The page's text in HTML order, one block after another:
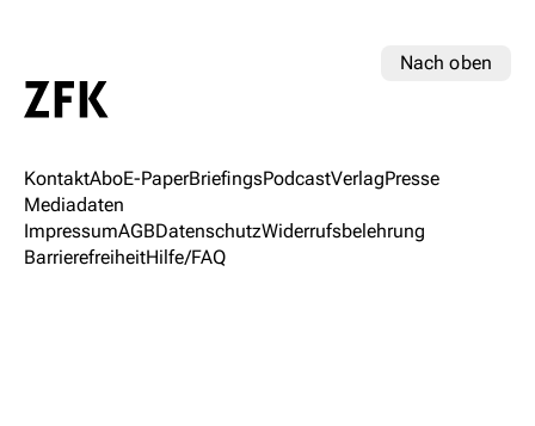
Nach oben
KontaktAboE-PaperBriefingsPodcastVerlagPresse
Mediadaten
ImpressumAGBDatenschutzWiderrufsbelehrung
BarrierefreiheitHilfe/FAQ